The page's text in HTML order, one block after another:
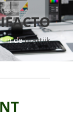
in de praktijk